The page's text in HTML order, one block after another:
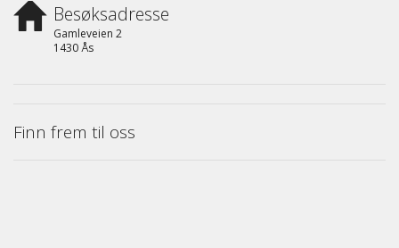
Besøksadresse
Gamleveien 2
1430 Ås
Finn frem til oss